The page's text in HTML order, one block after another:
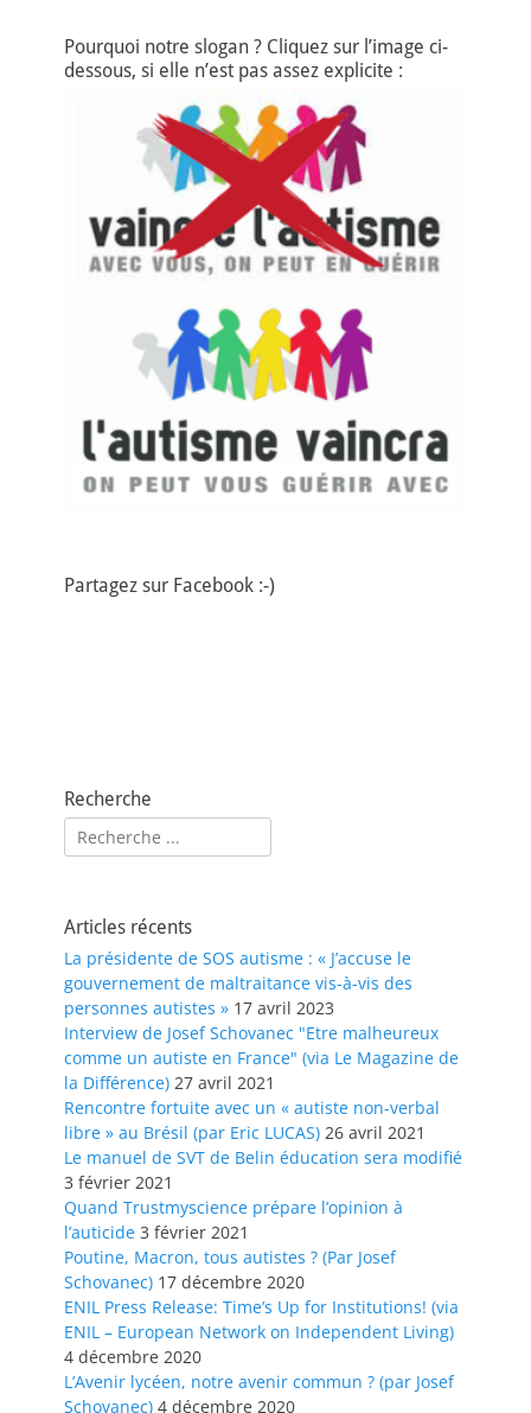
Pourquoi notre slogan ? Cliquez sur l’image ci-
dessous, si elle n’est pas assez explicite :
Partagez sur Facebook :-)
Recherche
Rechercher :
Articles récents
La présidente de SOS autisme : « J’accuse le
gouvernement de maltraitance vis-à-vis des
personnes autistes » 17 avril 2023
Interview de Josef Schovanec "Etre malheureux
comme un autiste en France" (via Le Magazine de
la Différence) 27 avril 2021
Rencontre fortuite avec un « autiste non-verbal
libre » au Brésil (par Eric LUCAS) 26 avril 2021
Le manuel de SVT de Belin éducation sera modifié
3 février 2021
Quand Trustmyscience prépare l’opinion à
l’auticide 3 février 2021
Poutine, Macron, tous autistes ? (Par Josef
Schovanec) 17 décembre 2020
ENIL Press Release: Time’s Up for Institutions! (via
ENIL – European Network on Independent Living)
4 décembre 2020
L’Avenir lycéen, notre avenir commun ? (par Josef
Schovanec) 4 décembre 2020